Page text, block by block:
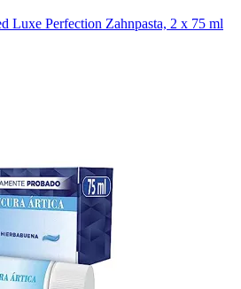
Luxe Perfection Zahnpasta, 2 x 75 ml